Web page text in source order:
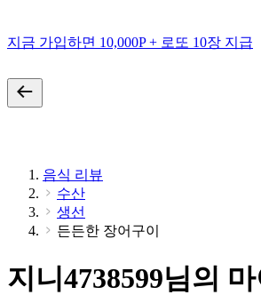
지금 가입하면 10,000P + 로또 10장 지급
음식 리뷰
수산
생선
든든한 장어구이
지니4738599님의